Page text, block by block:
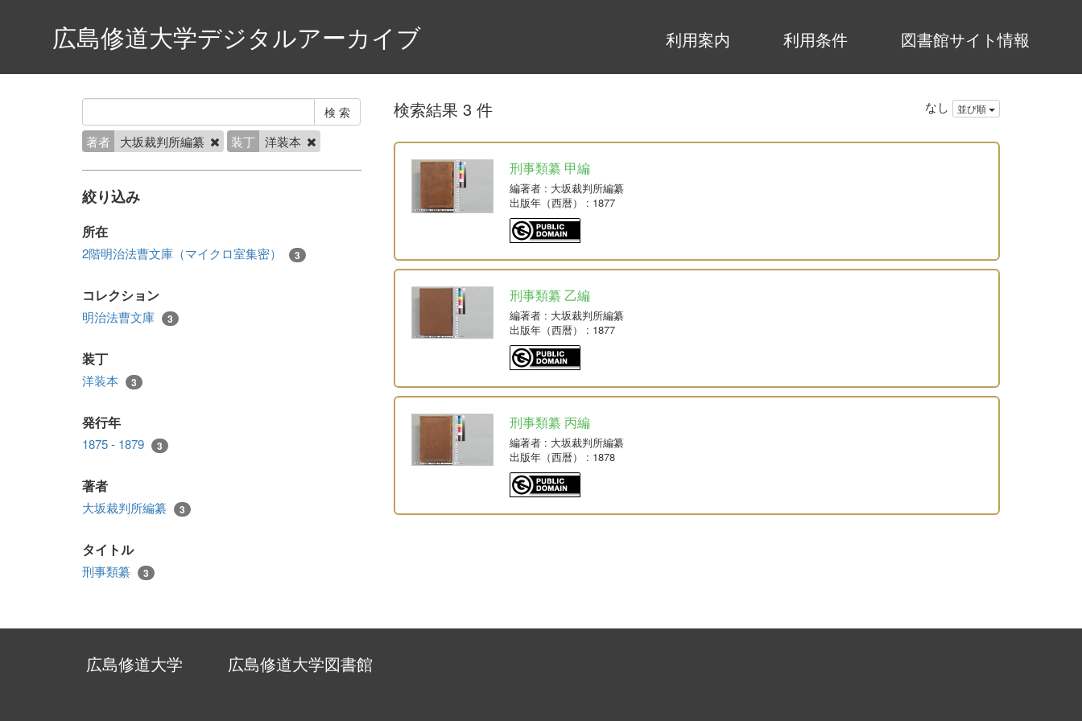
利用案内 利用条件 図書館サイト情報
広島修道大学デジタルアーカイブ
著者 大坂裁判所編纂 装丁 洋装本
絞り込み
所在
2階明治法曹文庫（マイクロ室集密） 3
コレクション
明治法曹文庫 3
装丁
洋装本 3
発行年
1875 - 1879 3
著者
大坂裁判所編纂 3
タイトル
刑事類纂 3
検索結果 3 件 なし 並び順
刑事類纂 甲編
編著者: 大坂裁判所編纂
出版年（西暦）
: 1877
刑事類纂 乙編
編著者: 大坂裁判所編纂
出版年（西暦）
: 1877
刑事類纂 丙編
編著者: 大坂裁判所編纂
出版年（西暦）
: 1878
広島修道大学 広島修道大学図書館